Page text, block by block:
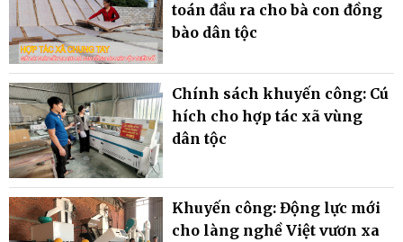
toán đầu ra cho bà con đồng
bào dân tộc
Chính sách khuyến công: Cú
hích cho hợp tác xã vùng
dân tộc
Khuyến công: Động lực mới
cho làng nghề Việt vươn xa